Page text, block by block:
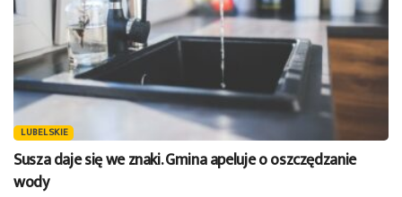
LUBELSKIE
Susza daje się we znaki. Gmina apeluje o oszczędzanie
wody